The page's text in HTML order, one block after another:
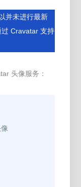
并未进行最新
Cravatar 支持
头像服务：